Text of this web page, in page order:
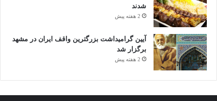
شدند
2 هفته پیش
آیین گرامیداشت بزرگترین واقف ایران در مشهد
برگزار شد
2 هفته پیش